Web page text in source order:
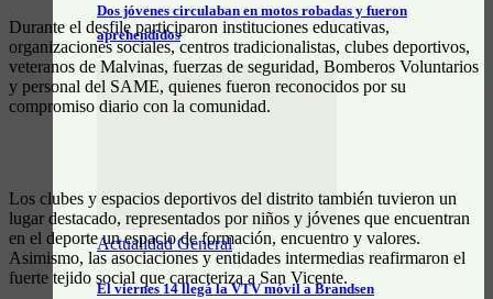
Dos jóvenes circulaban en motos robadas y fueron
aprehendidos
Actualidad General
El viernes 14 llegá la VTV móvil a Brandsen
Durante el desfile participaron instituciones educativas,
organizaciones sociales, centros tradicionalistas, clubes deportivos,
veteranos de Malvinas, fuerzas de seguridad, Bomberos Voluntarios
y personal del SAME, quienes fueron reconocidos por su
compromiso diario con la comunidad.
Los clubes y espacios deportivos del distrito también tuvieron un
lugar destacado, representados por niños y jóvenes que encuentran
en el deporte un espacio de formación, encuentro y valores.
Asimismo, las asociaciones y entidades intermedias reafirmaron el
fuerte tejido social que caracteriza a San Vicente.